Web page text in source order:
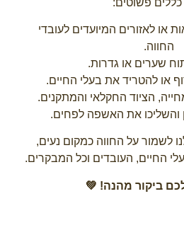
או לאזורים המיועדים לעובדי
החווה.
שערים או גדרות.
או להטריד את בעלי החיים.
הציוד החקלאי והמתקנים.
והשליכו את האשפה לפחים.
לשמור על החווה כמקום נעים,
החיים, העובדים וכל המבקרים.
ביקור מהנה! 💚